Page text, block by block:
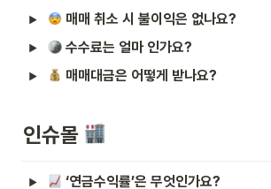
매매 취소 시 불이익은 없나요?
수수료는 얼마 인가요?
매매대금은 어떻게 받나요?
인슈몰
‘연금수익률’은 무엇인가요?